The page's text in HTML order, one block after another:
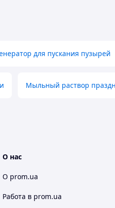
для пускания пузырей
Мыльный раствор
О нас
О prom.ua
Работа в prom.ua